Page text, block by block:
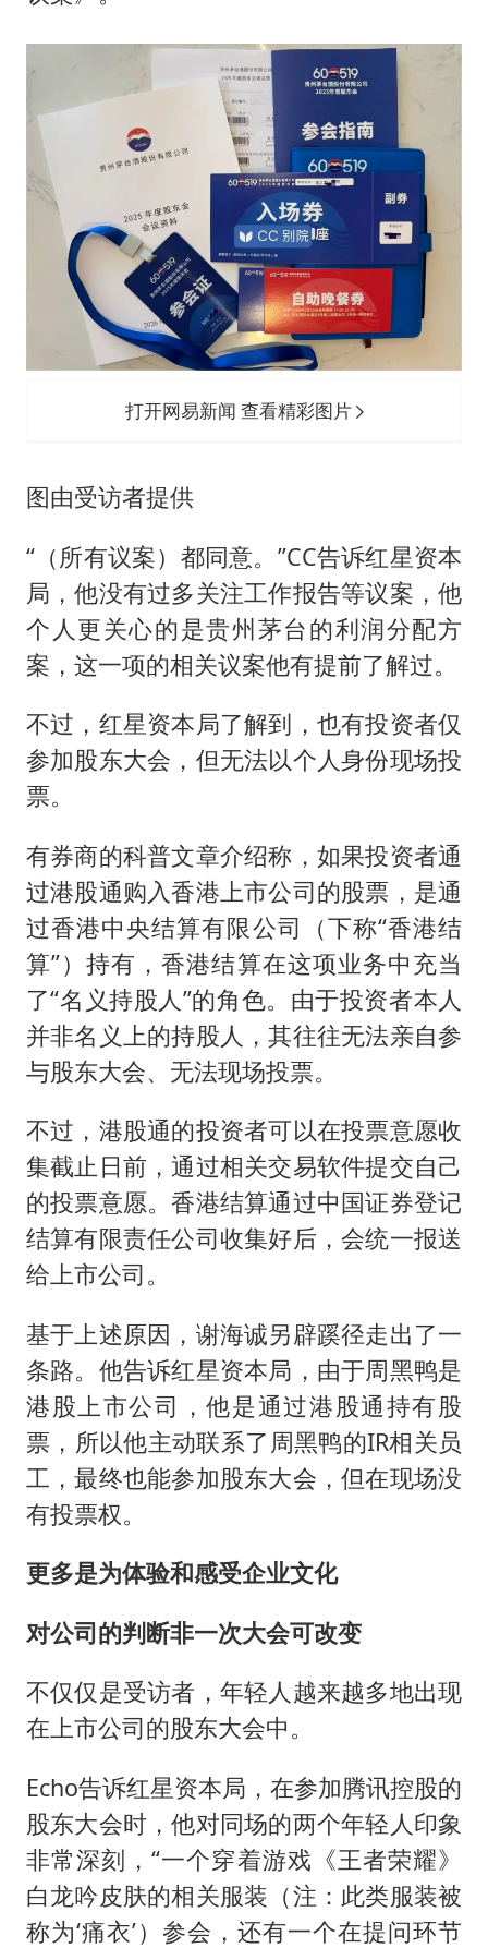
打开网易新闻 查看精彩图片
图由受访者提供
“（所有议案）都同意。”CC告诉红星资本
局，他没有过多关注工作报告等议案，他
个人更关心的是贵州茅台的利润分配方
案，这一项的相关议案他有提前了解过。
不过，红星资本局了解到，也有投资者仅
参加股东大会，但无法以个人身份现场投
票。
有券商的科普文章介绍称，如果投资者通
过港股通购入香港上市公司的股票，是通
过香港中央结算有限公司（下称“香港结
算”）持有，香港结算在这项业务中充当
了“名义持股人”的角色。由于投资者本人
并非名义上的持股人，其往往无法亲自参
与股东大会、无法现场投票。
不过，港股通的投资者可以在投票意愿收
集截止日前，通过相关交易软件提交自己
的投票意愿。香港结算通过中国证券登记
结算有限责任公司收集好后，会统一报送
给上市公司。
基于上述原因，谢海诚另辟蹊径走出了一
条路。他告诉红星资本局，由于周黑鸭是
港股上市公司，他是通过港股通持有股
票，所以他主动联系了周黑鸭的IR相关员
工，最终也能参加股东大会，但在现场没
有投票权。
更多是为体验和感受企业文化
对公司的判断非一次大会可改变
不仅仅是受访者，年轻人越来越多地出现
在上市公司的股东大会中。
Echo告诉红星资本局，在参加腾讯控股的
股东大会时，他对同场的两个年轻人印象
非常深刻，“一个穿着游戏《王者荣耀》
白龙吟皮肤的相关服装（注：此类服装被
称为‘痛衣’）参会，还有一个在提问环节